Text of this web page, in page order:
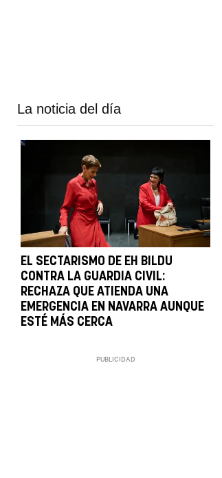
La noticia del día
EL SECTARISMO DE EH BILDU
CONTRA LA GUARDIA CIVIL:
RECHAZA QUE ATIENDA UNA
EMERGENCIA EN NAVARRA AUNQUE
ESTÉ MÁS CERCA